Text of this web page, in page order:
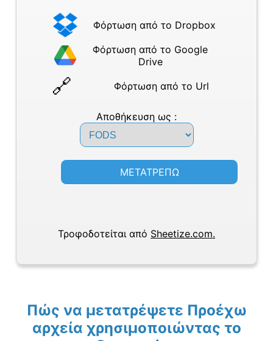
Φόρτωση από το Dropbox
Φόρτωση από το Google
Drive
Φόρτωση από το Url
Αποθήκευση ως :
ΜΕΤΑΤΡΕΠΩ
Τροφοδοτείται από Sheetize.com.
Πώς να μετατρέψετε Προέχω
αρχεία χρησιμοποιώντας το